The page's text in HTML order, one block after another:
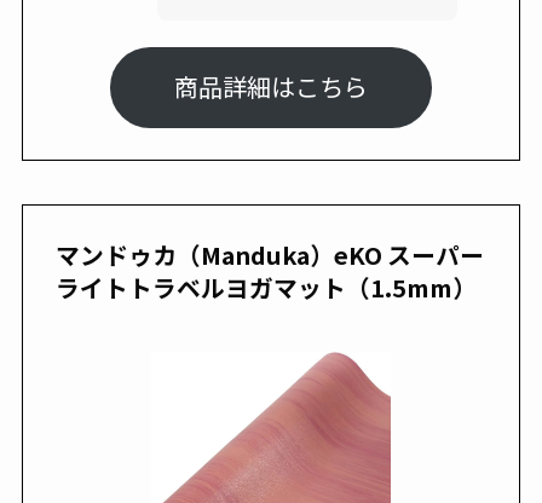
商品詳細はこちら
マンドゥカ（Manduka）eKO スーパー
ライトトラベルヨガマット（1.5mm）